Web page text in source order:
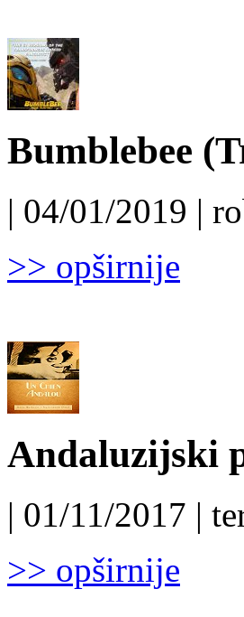
Bumblebee
| 04/01/2019 |
>> opširnije
Andaluzijski
| 01/11/2017 |
>> opširnije